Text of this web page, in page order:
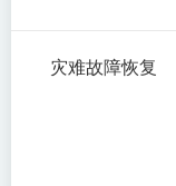
灾难故障恢复